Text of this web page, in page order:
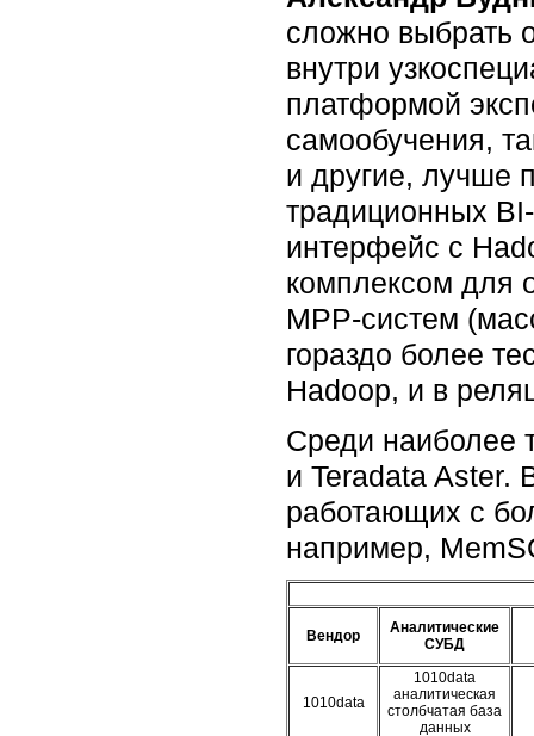
сложно выбрать
внутри
платформой
самообучения,
и другие, лучше
традиционных
интерфейс с
комплексом для
MPP-систем
гораздо более
Hadoop, и в
Среди наиболее
и Teradata Aster.
работающих с
например,
Вендор
Аналитические
СУБД
1010data
1010data
аналитическая
столбчатая база
данных